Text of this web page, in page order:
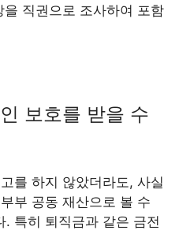
직권으로 조사하여 포함
보호를 받을 수
를 하지 않았더라도, 사실
부 공동 재산으로 볼 수
. 특히 퇴직금과 같은 금전